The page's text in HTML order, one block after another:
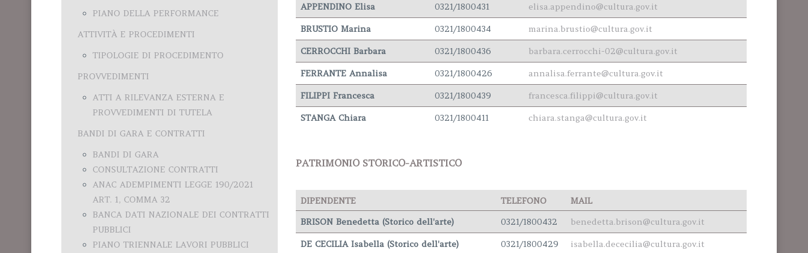
PIANO DELLA PERFORMANCE
ATTIVITÀ E PROCEDIMENTI
TIPOLOGIE DI PROCEDIMENTO
PROVVEDIMENTI
ATTI A RILEVANZA ESTERNA E
PROVVEDIMENTI DI TUTELA
BANDI DI GARA E CONTRATTI
BANDI DI GARA
CONSULTAZIONE CONTRATTI
ANAC ADEMPIMENTI LEGGE 190/2021
ART. 1, COMMA 32
BANCA DATI NAZIONALE DEI CONTRATTI
PUBBLICI
PIANO TRIENNALE LAVORI PUBBLICI
APPENDINO Elisa
0321/1800431 elisa.appendino@cultura.gov.it
BRUSTIO Marina 0321/1800434 marina.brustio@cultura.gov.it
CERROCCHI Barbara 0321/1800436 barbara.cerrocchi-02@cultura.gov.it
FERRANTE Annalisa 0321/1800426 annalisa.ferrante@cultura.gov.it
FILIPPI Francesca 0321/1800439 francesca.filippi@cultura.gov.it
STANGA Chiara 0321/1800411 chiara.stanga@cultura.gov.it
PATRIMONIO STORICO-ARTISTICO
DIPENDENTE TELEFONO
MAIL
BRISON Benedetta (Storico dell'arte)
0321/1800432 benedetta.brison@cultura.gov.it
DE CECILIA Isabella (Storico dell'arte) 0321/1800429 isabella.dececilia@cultura.gov.it